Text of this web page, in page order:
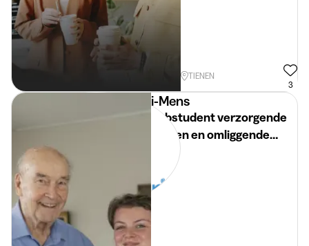
TIENEN
3
i-Mens
Jobstudent verzorgende
Tienen en omliggende
gemeenten